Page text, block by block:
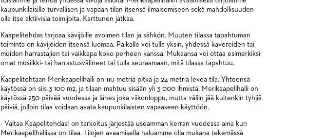
kaupunkilaisille turvallisen ja vapaan tilan itsensä ilmaisemiseen sekä mahdollisuuden
olla itse aktiivisia toimijoita, Karttunen jatkaa.
Kaapelitehdas tarjoaa kävijöille avoimen tilan ja sähkön. Muuten tilassa tapahtuman
toiminta on kävijöiden itsensä luomaa. Paikalle voi tulla yksin, yhdessä kavereiden tai
muiden harrastajien tai vaikkapa koko perheen kanssa. Mukaansa voi ottaa esimerkiksi
omat musiikki- tai harrastusvälineet tai tulla seuraamaan, mitä tilassa tapahtuu.
Kaapelitehtaan Merikaapelihalli on 110 metriä pitkä ja 24 metriä leveä tila. Yhteensä
käytössä on siis 3 100 m2, ja tilaan mahtuu sisään yli 3 000 ihmistä. Merikaapelihalli on
käytössä 250 päivää vuodessa ja lähes joka viikonloppu, mutta väliin jää kuitenkin tyhjiä
päiviä, jolloin tilaa voidaan avata kaupunkilaisten vapaaseen käyttöön.
- Valtaa Kaapelitehdas! on tarkoitus järjestää useamman kerran vuodessa aina kun
Merikaapelihallissa on tilaa. Tilojen avaamisella haluamme olla mukana tekemässä